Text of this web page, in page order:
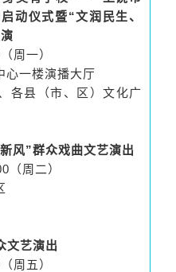
动仪式暨“文润民生、
周一）
心一楼演播大厅
各县（市、区）文化广
风”群众戏曲文艺演出
（周二）
文艺演出
周五）